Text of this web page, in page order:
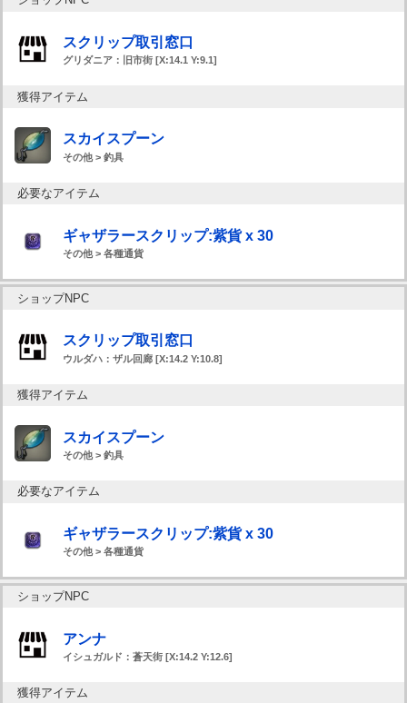
スクリップ取引窓口
グリダニア：旧市街 [X:14.1 Y:9.1]
獲得アイテム
スカイスプーン
その他 > 釣具
必要なアイテム
ギャザラースクリップ:紫貨 x 30
その他 > 各種通貨
ショップNPC
スクリップ取引窓口
ウルダハ：ザル回廊 [X:14.2 Y:10.8]
獲得アイテム
スカイスプーン
その他 > 釣具
必要なアイテム
ギャザラースクリップ:紫貨 x 30
その他 > 各種通貨
ショップNPC
アンナ
イシュガルド：蒼天街 [X:14.2 Y:12.6]
獲得アイテム